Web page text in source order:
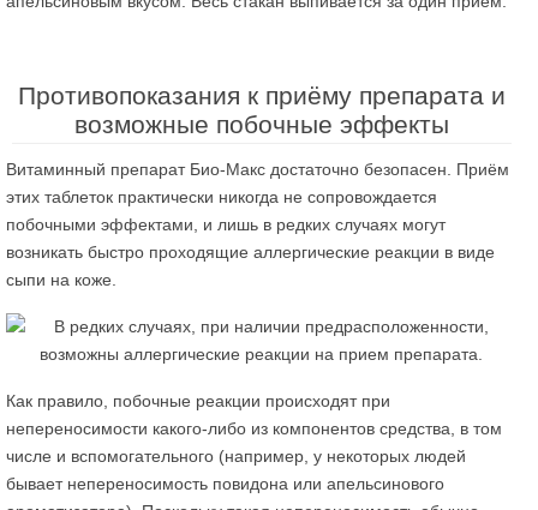
Противопоказания к приёму препарата и
возможные побочные эффекты
Витаминный препарат Био-Макс достаточно безопасен. Приём
этих таблеток практически никогда не сопровождается
побочными эффектами, и лишь в редких случаях могут
возникать быстро проходящие аллергические реакции в виде
сыпи на коже.
Как правило, побочные реакции происходят при
непереносимости какого-либо из компонентов средства, в том
числе и вспомогательного (например, у некоторых людей
бывает непереносимость повидона или апельсинового